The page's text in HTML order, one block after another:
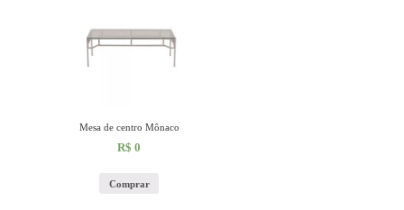
Mesa de centro Mônaco
R$ 0
Comprar